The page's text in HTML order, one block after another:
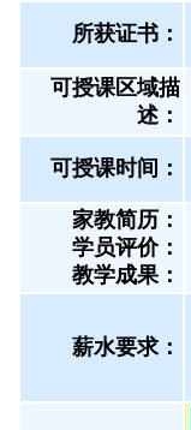
所获证书 ：
可授课区域描
述：
可授课时间：
家教简历：
学员评价：
教学成果：
薪水要求：